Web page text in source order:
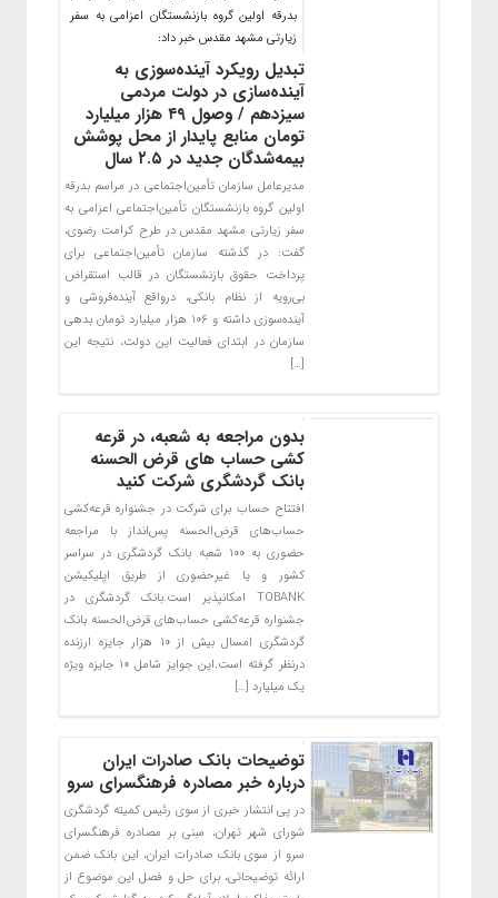
بدرقه اولین گروه بازنشستگان اعزامی به سفر
زیارتی مشهد مقدس خبر داد:
تبدیل رویکرد آینده‌سوزی به
آینده‌سازی در دولت مردمی
سیزدهم / وصول ۴۹ هزار میلیارد
تومان منابع پایدار از محل پوشش
بیمه‌شدگان جدید در ۲.۵ سال
مدیرعامل سازمان تأمین‌اجتماعی در مراسم بدرقه
اولین گروه بازنشستگان تأمین‌اجتماعی اعزامی به
سفر زیارتی مشهد مقدس در طرح کرامت رضوی،
گفت: در گذشته سازمان تأمین‌اجتماعی برای
پرداخت حقوق بازنشستگان در قالب استقراض‌
بی‌رویه از نظام بانکی، درواقع آینده‌فروشی و
آینده‌سوزی داشته و ۱۰۶ هزار میلیارد تومان بدهی
سازمان در ابتدای فعالیت این دولت، نتیجه این
[…]
بدون مراجعه به شعبه، در قرعه
کشی حساب های قرض الحسنه
بانک گردشگری شرکت کنید
افتتاح حساب برای شرکت در جشنواره قرعه‌کشی
حساب‌های قرض‌الحسنه پس‌انداز با مراجعه
حضوری به ۱۰۰ شعبه بانک گردشگری در سراسر
کشور و یا غیرحضوری از طریق اپلیکیشن
TOBANK امکانپذیر است.بانک گردشگری در
جشنواره قرعه‌کشی حساب‌های قرض‌الحسنه بانک
گردشگری امسال بیش از ۱۰ هزار جایزه ارزنده
درنظر گرفته است.این جوایز شامل ۱۰ جایزه ویژه
یک میلیارد […]
​توضیحات بانک صادرات ایران
درباره خبر مصادره فرهنگسرای سرو
در پی انتشار خبری از سوی رئیس کمیته گردشگری
شورای شهر تهران، مبنی بر مصادره فرهنگسرای
سرو از سوی بانک صادرات ایران، این بانک ضمن
ارائه توضیحاتی، برای حل و فصل این موضوع از